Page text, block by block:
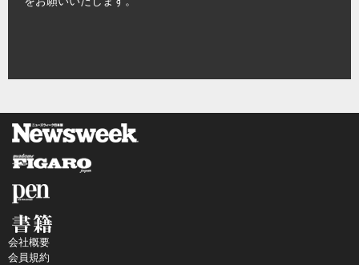
会社概要
会員規約